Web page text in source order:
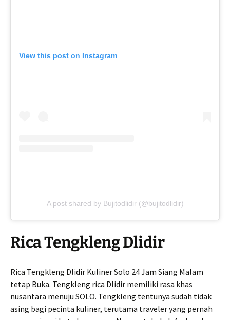
View this post on Instagram
A post shared by Bujitodlidir (@bujitodlidir)
Rica Tengkleng Dlidir
Rica Tengkleng Dlidir Kuliner Solo 24 Jam Siang Malam
tetap Buka. Tengkleng rica Dlidir memiliki rasa khas
nusantara menuju SOLO. Tengkleng tentunya sudah tidak
asing bagi pecinta kuliner, terutama traveler yang pernah